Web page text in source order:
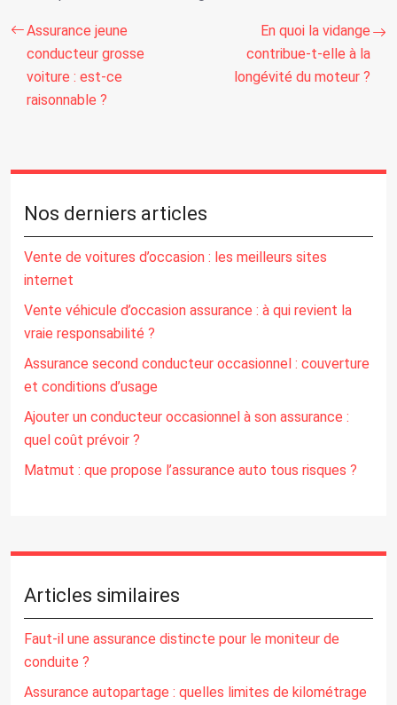
Assurance jeune
conducteur grosse
voiture : est-ce
raisonnable ?
En quoi la vidange
contribue-t-elle à la
longévité du moteur ?
Nos derniers articles
Vente de voitures d’occasion : les meilleurs sites
internet
Vente véhicule d’occasion assurance : à qui revient la
vraie responsabilité ?
Assurance second conducteur occasionnel : couverture
et conditions d’usage
Ajouter un conducteur occasionnel à son assurance :
quel coût prévoir ?
Matmut : que propose l’assurance auto tous risques ?
Articles similaires
Faut-il une assurance distincte pour le moniteur de
conduite ?
Assurance autopartage : quelles limites de kilométrage